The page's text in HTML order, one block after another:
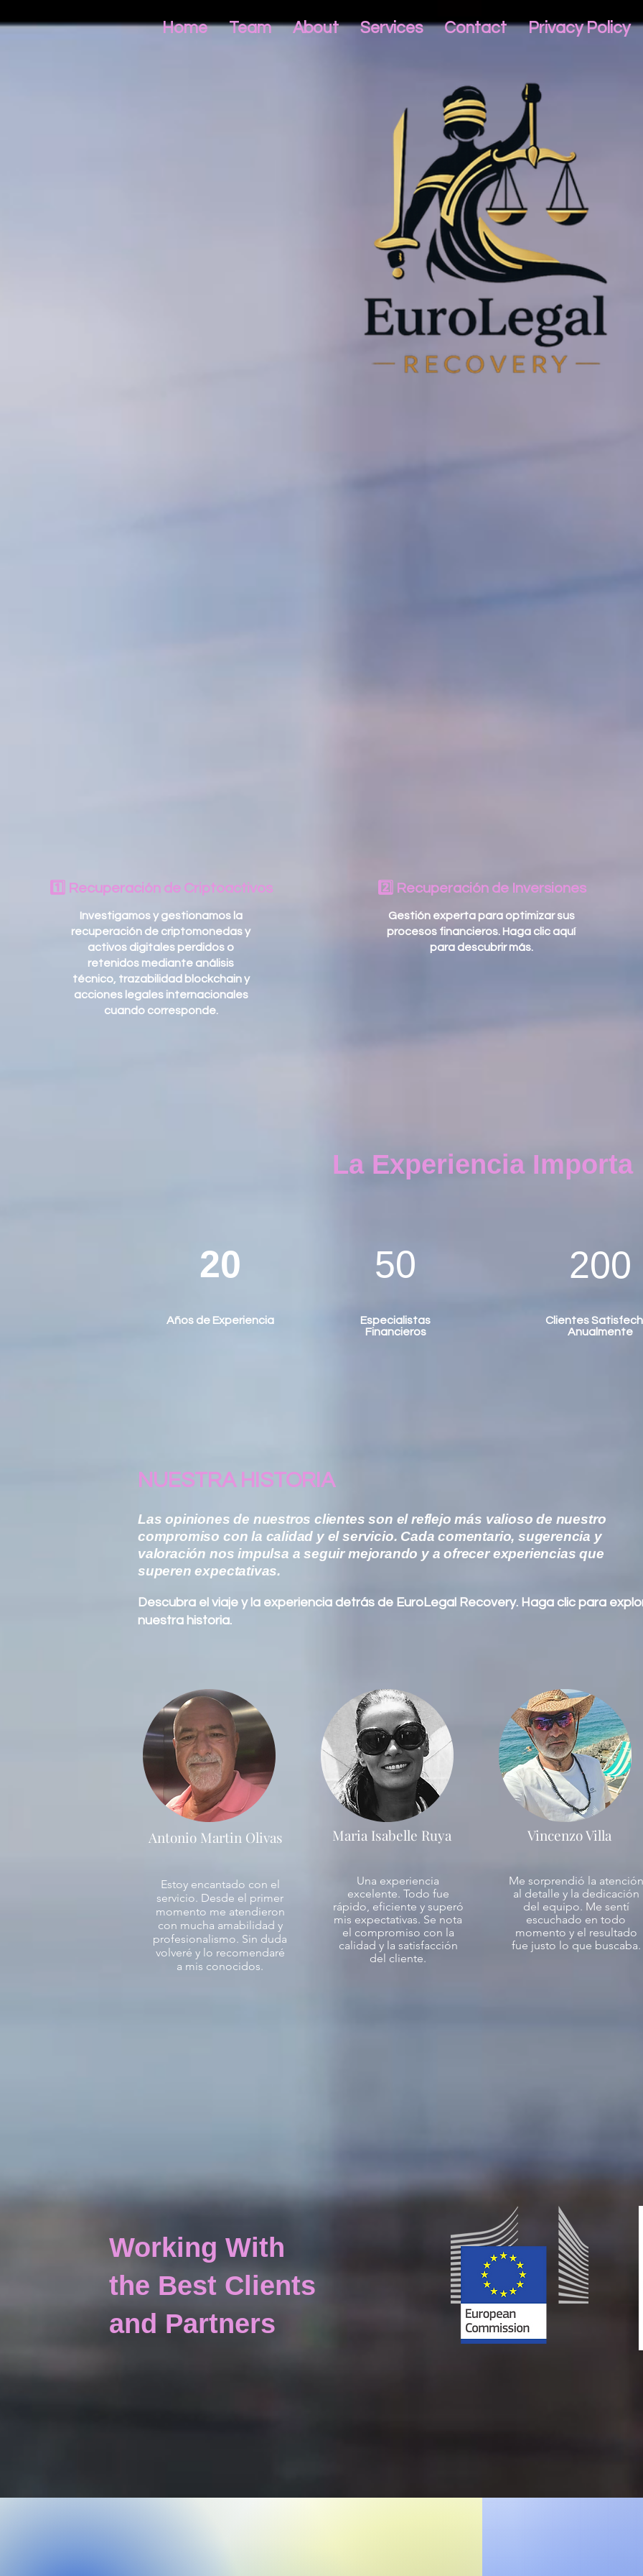
Home Team About Services Contact Privacy Policy
1️⃣ Recuperación de Criptoactivos
Investigamos y gestionamos la
recuperación de criptomonedas y
activos digitales perdidos o
retenidos mediante análisis
técnico, trazabilidad blockchain y
acciones legales internacionales
cuando corresponde.
2️⃣ Recuperación de Inversiones
Gestión experta para optimizar sus
procesos financieros. Haga clic aquí
para descubrir más.
La Experiencia Importa
20 50
Años de Experiencia
Especialistas
Financieros
200
Clientes
Anualmente
NUESTRA HISTORIA
Las opiniones de nuestros clientes son el reflejo más valioso de nuestro
compromiso con la calidad y el servicio. Cada comentario, sugerencia y
valoración nos impulsa a seguir mejorando y a ofrecer experiencias que
superen expectativas.
Descubra el viaje y la experiencia detrás de EuroLegal Recovery. Haga clic para
nuestra historia.
Antonio Martin Olivas
Estoy encantado con el
servicio. Desde el primer
momento me atendieron
con mucha amabilidad y
profesionalismo. Sin duda
volveré y lo recomendaré
a mis conocidos.
Maria Isabelle Ruya
Una experiencia
excelente. Todo fue
rápido, eficiente y superó
mis expectativas. Se nota
el compromiso con la
calidad y la satisfacción
del cliente.
Vincenzo Villa
Me sorprendió la atención
al detalle y la dedicación
del equipo. Me sentí
escuchado en todo
momento y el resultado
fue justo lo que buscaba.
Working With
the Best Clients
and Partners